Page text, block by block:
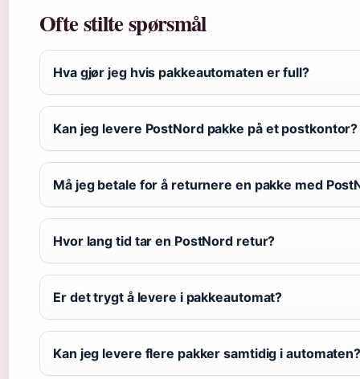
Ofte stilte spørsmål
Hva gjør jeg hvis pakkeautomaten er full?
Kan jeg levere PostNord pakke på et postkontor?
Må jeg betale for å returnere en pakke med
Hvor lang tid tar en PostNord retur?
Er det trygt å levere i pakkeautomat?
Kan jeg levere flere pakker samtidig i